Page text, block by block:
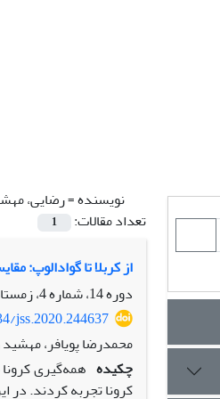
نویسنده =رضایی،
تعداد مقالات:
1
از کربلا تا گوادالوپ:
دوره 14، شماره 4، زمستان 1399، صفحه
jss.2020.244637
محمدرضا پویافر،
چکیده همه‌گیری
کرونا تجربه کردند. در